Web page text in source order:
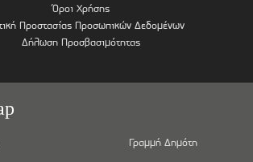
Όροι Χρήσης
Προστασίας Προσωπικών Δεδομένων
Δήλωση Προσβασιμότητας
Γραμμή Δημότη